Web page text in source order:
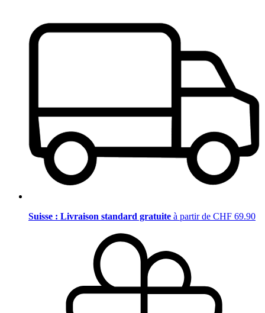
Suisse : Livraison standard gratuite à partir de CHF 69.90